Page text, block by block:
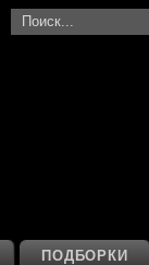
ПОДБОРКИ